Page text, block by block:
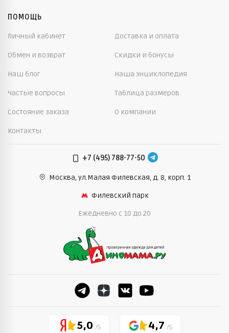
ПОМОЩЬ
Личный кабинет Доставка и оплата
Обмен и возврат Скидки и бонусы
Наш блог Наша энциклопедия
Частые вопросы Таблица размеров
Состояние заказа О компании
Контакты
+7 (495) 788-77-50
Москва, ул.Малая Филевская, д. 8, корп. 1
Филевский парк
Ежедневно c 10 до 20
5,0 4,7